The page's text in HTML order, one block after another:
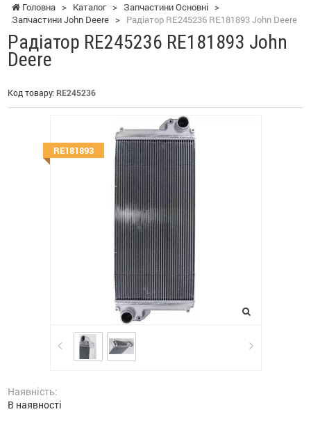
Головна > Каталог > Запчастини Основні >
Запчастини John Deere > Радіатор RE245236 RE181893 John Deere
Радіатор RE245236 RE181893 John
Deere
Код товару: RE245236
RE181893
Наявність:
В наявності